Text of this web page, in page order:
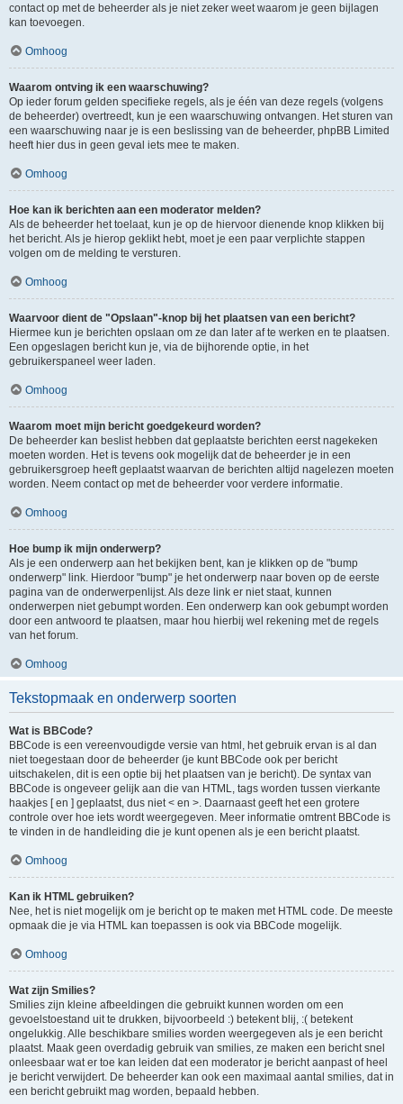
contact op met de beheerder als je niet zeker weet waarom je geen bijlagen
kan toevoegen.
Omhoog
Waarom ontving ik een waarschuwing?
Op ieder forum gelden specifieke regels, als je één van deze regels (volgens
de beheerder) overtreedt, kun je een waarschuwing ontvangen. Het sturen van
een waarschuwing naar je is een beslissing van de beheerder, phpBB Limited
heeft hier dus in geen geval iets mee te maken.
Omhoog
Hoe kan ik berichten aan een moderator melden?
Als de beheerder het toelaat, kun je op de hiervoor dienende knop klikken bij
het bericht. Als je hierop geklikt hebt, moet je een paar verplichte stappen
volgen om de melding te versturen.
Omhoog
Waarvoor dient de "Opslaan"-knop bij het plaatsen van een bericht?
Hiermee kun je berichten opslaan om ze dan later af te werken en te plaatsen.
Een opgeslagen bericht kun je, via de bijhorende optie, in het
gebruikerspaneel weer laden.
Omhoog
Waarom moet mijn bericht goedgekeurd worden?
De beheerder kan beslist hebben dat geplaatste berichten eerst nagekeken
moeten worden. Het is tevens ook mogelijk dat de beheerder je in een
gebruikersgroep heeft geplaatst waarvan de berichten altijd nagelezen moeten
worden. Neem contact op met de beheerder voor verdere informatie.
Omhoog
Hoe bump ik mijn onderwerp?
Als je een onderwerp aan het bekijken bent, kan je klikken op de "bump
onderwerp" link. Hierdoor "bump" je het onderwerp naar boven op de eerste
pagina van de onderwerpenlijst. Als deze link er niet staat, kunnen
onderwerpen niet gebumpt worden. Een onderwerp kan ook gebumpt worden
door een antwoord te plaatsen, maar hou hierbij wel rekening met de regels
van het forum.
Omhoog
Tekstopmaak en onderwerp soorten
Wat is BBCode?
BBCode is een vereenvoudigde versie van html, het gebruik ervan is al dan
niet toegestaan door de beheerder (je kunt BBCode ook per bericht
uitschakelen, dit is een optie bij het plaatsen van je bericht). De syntax van
BBCode is ongeveer gelijk aan die van HTML, tags worden tussen vierkante
haakjes [ en ] geplaatst, dus niet < en >. Daarnaast geeft het een grotere
controle over hoe iets wordt weergegeven. Meer informatie omtrent BBCode is
te vinden in de handleiding die je kunt openen als je een bericht plaatst.
Omhoog
Kan ik HTML gebruiken?
Nee, het is niet mogelijk om je bericht op te maken met HTML code. De meeste
opmaak die je via HTML kan toepassen is ook via BBCode mogelijk.
Omhoog
Wat zijn Smilies?
Smilies zijn kleine afbeeldingen die gebruikt kunnen worden om een
gevoelstoestand uit te drukken, bijvoorbeeld :) betekent blij, :( betekent
ongelukkig. Alle beschikbare smilies worden weergegeven als je een bericht
plaatst. Maak geen overdadig gebruik van smilies, ze maken een bericht snel
onleesbaar wat er toe kan leiden dat een moderator je bericht aanpast of heel
je bericht verwijdert. De beheerder kan ook een maximaal aantal smilies, dat in
een bericht gebruikt mag worden, bepaald hebben.